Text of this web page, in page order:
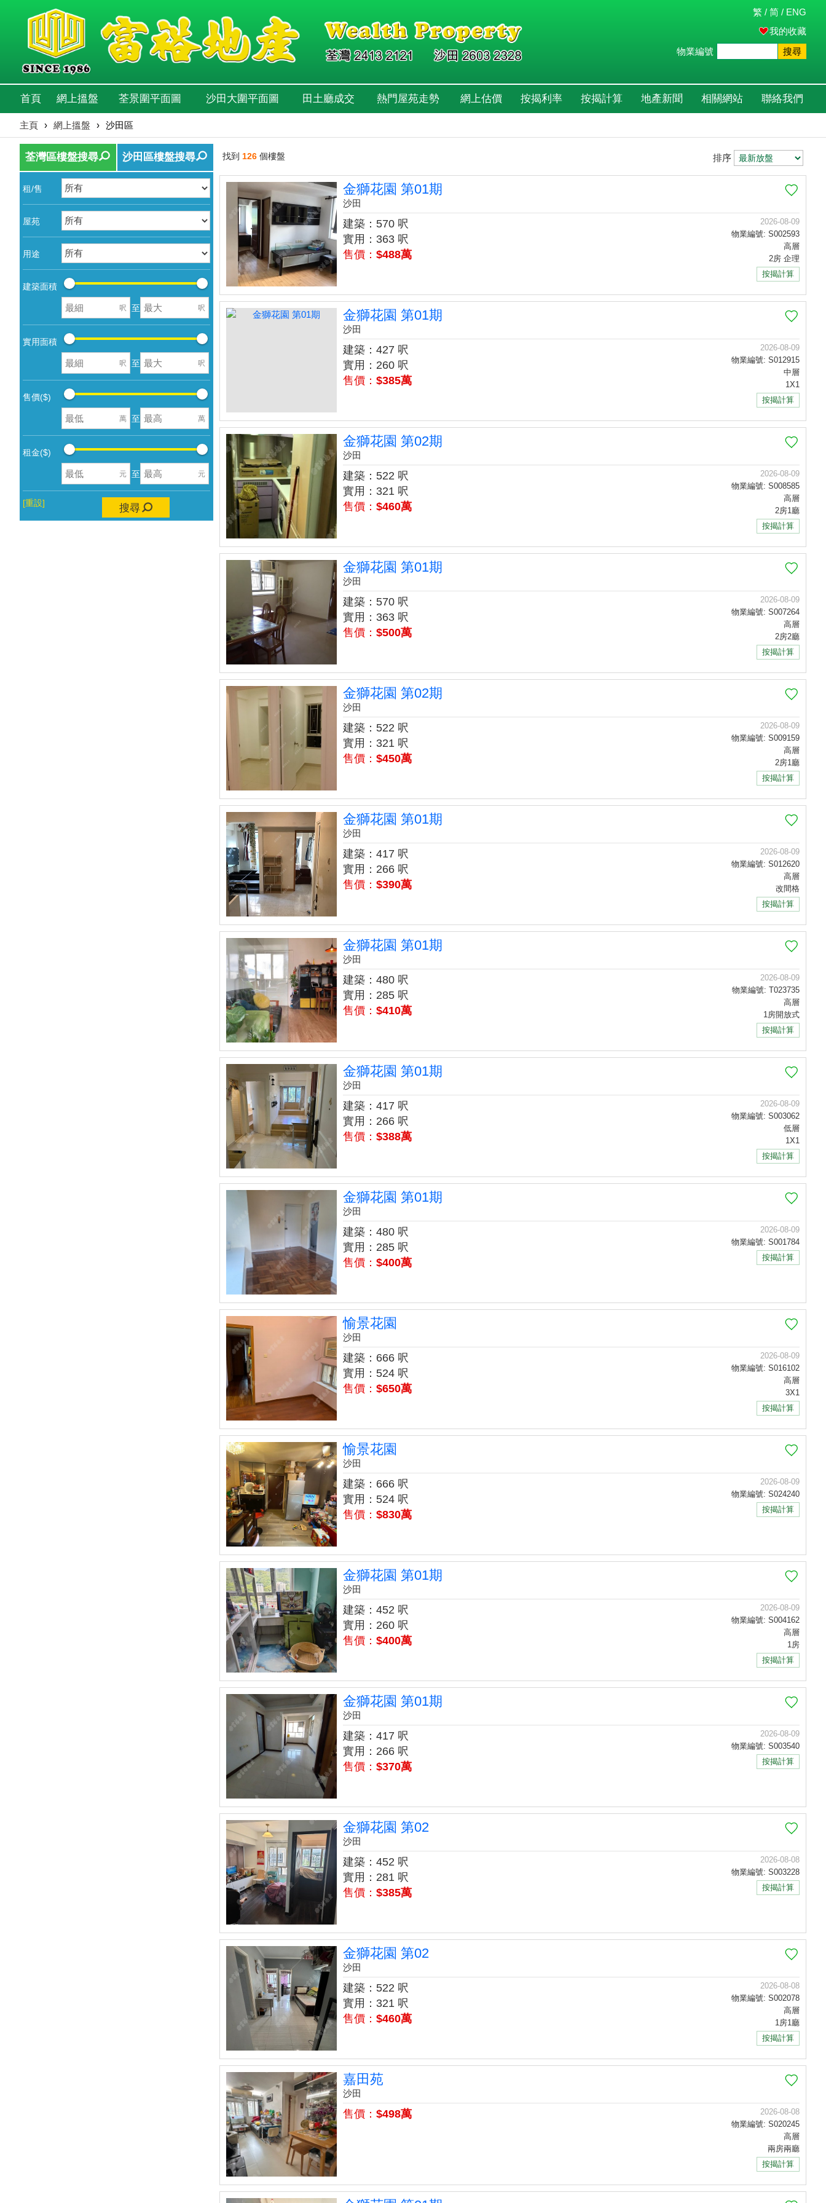
繁 / 简 / ENG
我的收藏
物業編號
搜尋
首頁 網上搵盤 荃景圍平面圖 沙田大圍平面圖 田土廳成交 熱門屋苑走勢 網上估價 按揭利率 按揭計算 地產新聞 相關網站 聯絡我們
主頁 › 網上搵盤 › 沙田區
荃灣區樓盤搜尋 沙田區樓盤搜尋
租/售
屋苑
用途
建築面積
呎 至 呎
實用面積
呎 至 呎
售價($)
萬 至 萬
租金($)
元 至 元
[重設] 搜尋
找到 126 個樓盤 排序
金獅花園 第01期
沙田
2026-08-09
物業編號: S002593
高層
2房 企理
按揭計算
建築：570 呎
實用：363 呎
售價： $488萬
金獅花園 第01期
沙田
2026-08-09
物業編號: S012915
中層
1X1
按揭計算
建築：427 呎
實用：260 呎
售價： $385萬
金獅花園 第02期
沙田
2026-08-09
物業編號: S008585
高層
2房1廳
按揭計算
建築：522 呎
實用：321 呎
售價： $460萬
金獅花園 第01期
沙田
2026-08-09
物業編號: S007264
高層
2房2廳
按揭計算
建築：570 呎
實用：363 呎
售價： $500萬
金獅花園 第02期
沙田
2026-08-09
物業編號: S009159
高層
2房1廳
按揭計算
建築：522 呎
實用：321 呎
售價： $450萬
金獅花園 第01期
沙田
2026-08-09
物業編號: S012620
高層
改間格
按揭計算
建築：417 呎
實用：266 呎
售價： $390萬
金獅花園 第01期
沙田
2026-08-09
物業編號: T023735
高層
1房開放式
按揭計算
建築：480 呎
實用：285 呎
售價： $410萬
金獅花園 第01期
沙田
2026-08-09
物業編號: S003062
低層
1X1
按揭計算
建築：417 呎
實用：266 呎
售價： $388萬
金獅花園 第01期
沙田
2026-08-09
物業編號: S001784
按揭計算
建築：480 呎
實用：285 呎
售價： $400萬
愉景花園
沙田
2026-08-09
物業編號: S016102
高層
3X1
按揭計算
建築：666 呎
實用：524 呎
售價： $650萬
愉景花園
沙田
2026-08-09
物業編號: S024240
按揭計算
建築：666 呎
實用：524 呎
售價： $830萬
金獅花園 第01期
沙田
2026-08-09
物業編號: S004162
高層
1房
按揭計算
建築：452 呎
實用：260 呎
售價： $400萬
金獅花園 第01期
沙田
2026-08-09
物業編號: S003540
按揭計算
建築：417 呎
實用：266 呎
售價： $370萬
金獅花園 第02
沙田
2026-08-08
物業編號: S003228
按揭計算
建築：452 呎
實用：281 呎
售價： $385萬
金獅花園 第02
沙田
2026-08-08
物業編號: S002078
高層
1房1廳
按揭計算
建築：522 呎
實用：321 呎
售價： $460萬
嘉田苑
沙田
2026-08-08
物業編號: S020245
高層
兩房兩廳
按揭計算
售價： $498萬